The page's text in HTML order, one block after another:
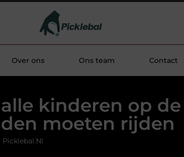
Over ons Ons team Contact
kinderen op
moeten rijden
Picklebal.nl